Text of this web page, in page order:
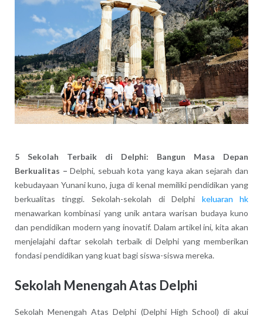
5 Sekolah Terbaik di Delphi: Bangun Masa Depan
Berkualitas –Delphi, sebuah kota yang kaya akan sejarah dan
kebudayaan Yunani kuno, juga di kenal memiliki pendidikan yang
berkualitas tinggi. Sekolah-sekolah di Delphi keluaran hk
menawarkan kombinasi yang unik antara warisan budaya kuno
dan pendidikan modern yang inovatif. Dalam artikel ini, kita akan
menjelajahi daftar sekolah terbaik di Delphi yang memberikan
fondasi pendidikan yang kuat bagi siswa-siswa mereka.
Sekolah Menengah Atas Delphi
Sekolah Menengah Atas Delphi (Delphi High School) di akui